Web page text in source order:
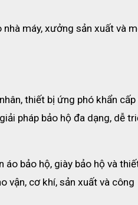
hoặc chia sẻ trong môi trường
máy, xưởng sản xuất và
thiết bị ứng phó khẩn cấp
pháp bảo hộ đa dạng, dễ
áo bảo hộ, giày bảo hộ và
vận, cơ khí, sản xuất và công